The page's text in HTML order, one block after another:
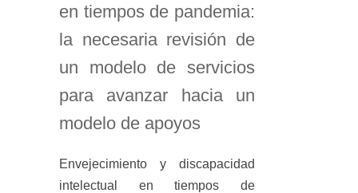
en tiempos de pandemia:
la necesaria revisión de
un modelo de servicios
para avanzar hacia un
modelo de apoyos
Envejecimiento y discapacidad
intelectual en tiempos de